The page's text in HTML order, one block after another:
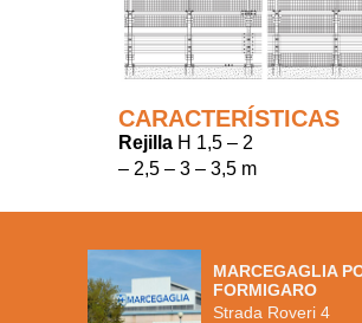
CARACTERÍSTICAS
Rejilla H 1,5 – 2
– 2,5 – 3 – 3,5 m
MARCEGAGLIA
FORMIGARO
Strada Roveri 4